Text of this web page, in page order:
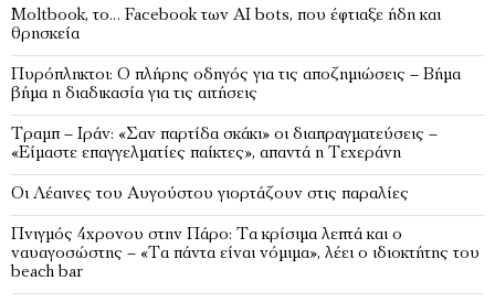
Moltbook, το… Faceboοk των ΑΙ bots, που έφτιαξε ήδη και
θρησκεία
Πυρόπληκτοι: Ο πλήρης οδηγός για τις αποζημιώσεις – Βήμα
βήμα η διαδικασία για τις αιτήσεις
Τραμπ – Ιράν: «Σαν παρτίδα σκάκι» οι διαπραγματεύσεις –
«Είμαστε επαγγελματίες παίκτες», απαντά η Τεχεράνη
Οι Λέαινες του Αυγούστου γιορτάζουν στις παραλίες
Πνιγμός 4χρονου στην Πάρο: Τα κρίσιμα λεπτά και ο
ναυαγοσώστης – «Τα πάντα είναι νόμιμα», λέει ο ιδιοκτήτης του
beach bar